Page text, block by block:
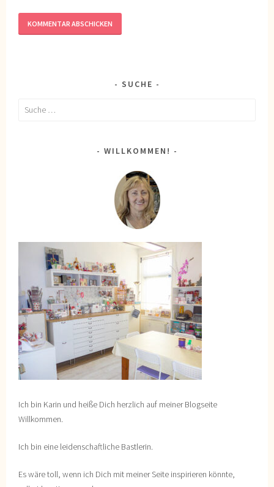
SUCHE
Suche
WILLKOMMEN!
Ich bin Karin und heiße Dich herzlich auf meiner Blogseite
Willkommen.
Ich bin eine leidenschaftliche Bastlerin.
Es wäre toll, wenn ich Dich mit meiner Seite inspirieren könnte,